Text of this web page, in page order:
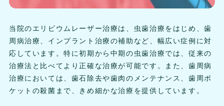
当院のエリビウムレーザー治療は、虫歯治療をはじめ、歯
周病治療、インプラント治療の補助など、幅広い症例に対
応しています。特に初期から中期の虫歯治療では、従来の
治療法と比べてより正確な治療が可能です。また、歯周病
治療においては、歯石除去や歯肉のメンテナンス、歯周ポ
ケットの殺菌まで、きめ細かな治療を提供しています。